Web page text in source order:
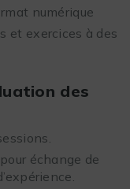
numérique
et exercices à des
des
échange de